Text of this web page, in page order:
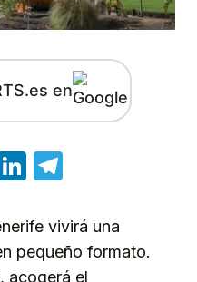
en
LinkedIn
vivirá una
pequeño formato.
acogerá el